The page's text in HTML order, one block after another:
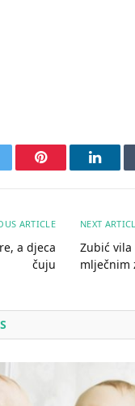
Pinterest
ARTICLE
a djeca
čuju
NEXT
Zubić
mlječnim